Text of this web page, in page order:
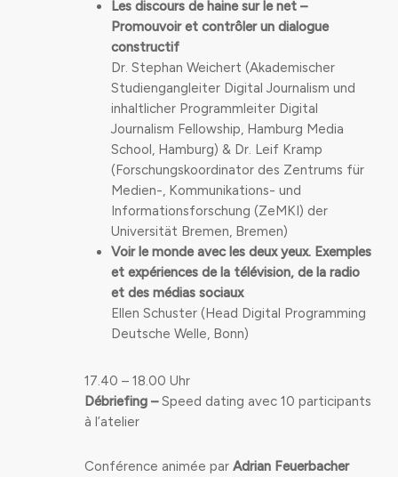
Les discours de haine sur le net –
Promouvoir et contrôler un dialogue
constructif
Dr. Stephan Weichert (Akademischer
Studiengangleiter Digital Journalism und
inhaltlicher Programmleiter Digital
Journalism Fellowship, Hamburg Media
School, Hamburg) & Dr. Leif Kramp
(Forschungskoordinator des Zentrums für
Medien-, Kommunikations- und
Informationsforschung (ZeMKI) der
Universität Bremen, Bremen)
Voir le monde avec les deux yeux. Exemples
et expériences de la télévision, de la radio
et des médias sociaux
Ellen Schuster (Head Digital Programming
Deutsche Welle, Bonn)
17.40 – 18.00 Uhr
Débriefing –Speed dating avec 10 participants
à l’atelier
Conférence animée par Adrian Feuerbacher